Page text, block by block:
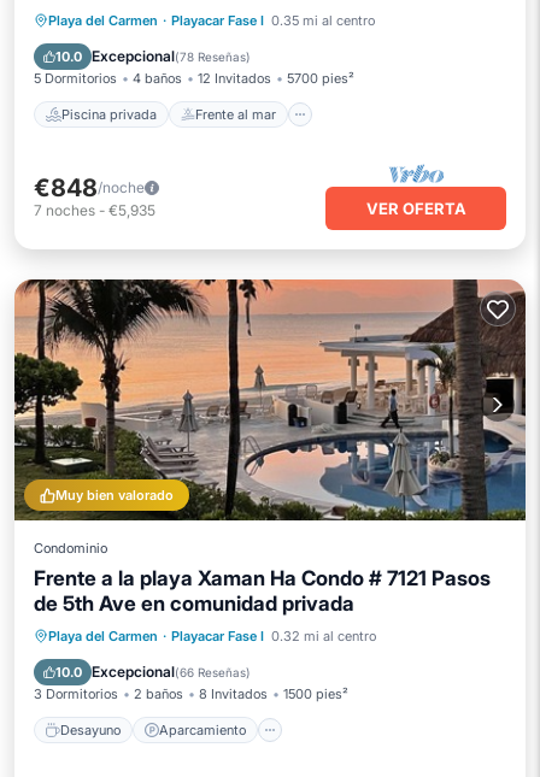
horas
Playa del Carmen · Playacar Fase I 0.35 mi al centro
10.0 Excepcional(78 Reseñas)
5 Dormitorios 4 baños 12 Invitados 5700 pies²
Piscina privada Frente al mar
Piscina privada
Frente al mar
Desayuno
Aparcamiento
€848/noche
7 noches - €5,935 VER OFERTA
Muy bien valorado
Condominio
Frente a la playa Xaman Ha Condo # 7121 Pasos
de 5th Ave en comunidad privada
Playa del Carmen · Playacar Fase I 0.32 mi al centro
10.0 Excepcional(66 Reseñas)
3 Dormitorios 2 baños 8 Invitados 1500 pies²
Desayuno Aparcamiento
Desayuno Aparcamiento
Piscina
Vista al mar